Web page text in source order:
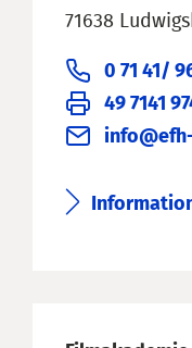
71638
0 71 41/
49 7141